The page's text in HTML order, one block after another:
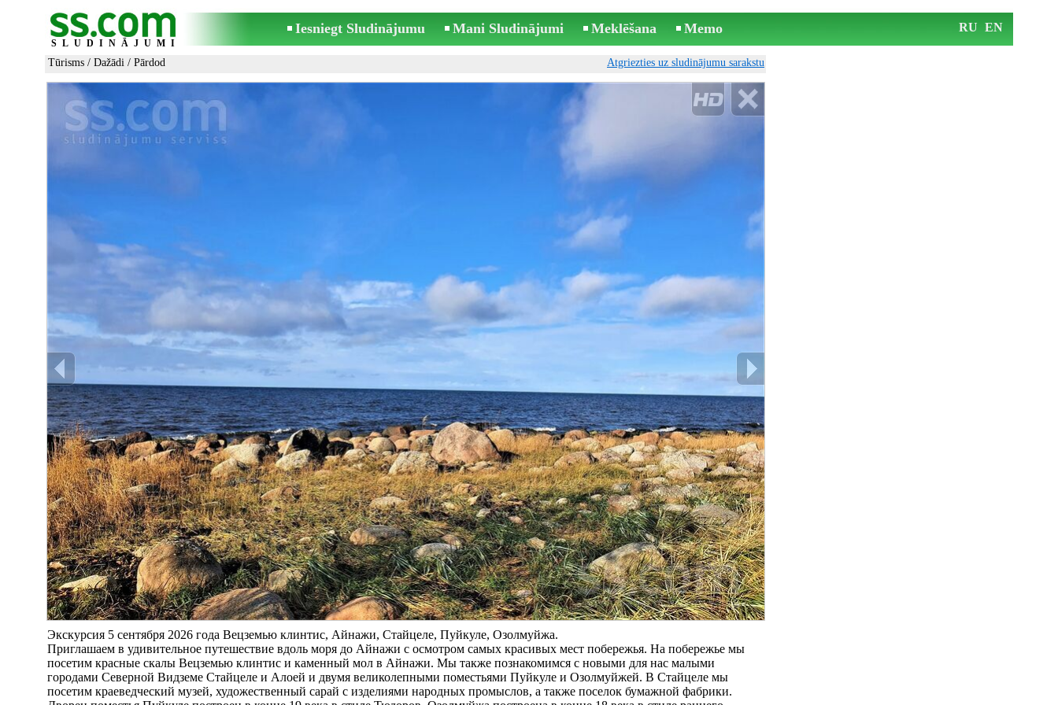
SLUDINĀJUMI
Iesniegt Sludinājumu Mani Sludinājumi Meklēšana Memo RU EN
Tūrisms / Dažādi / Pārdod Atgriezties uz sludinājumu sarakstu
Экскурсия 5 сентября 2026 года Вецземью клинтис, Айнажи, Стайцеле, Пуйкуле, Озолмуйжа.
Приглашаем в удивительное путешествие вдоль моря до Айнажи с осмотром самых красивых мест побережья. На побережье мы
посетим красные скалы Вецземью клинтис и каменный мол в Айнажи. Мы также познакомимся с новыми для нас малыми
городами Северной Видземе Стайцеле и Алоей и двумя великолепными поместьями Пуйкуле и Озолмуйжей. В Стайцеле мы
посетим краеведческий музей, художественный сарай с изделиями народных промыслов, а также поселок бумажной фабрики.